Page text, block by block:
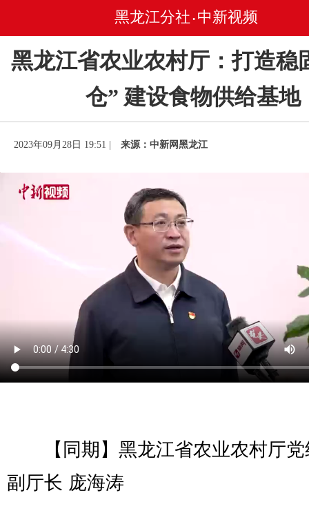
黑龙江分社 • 中新视频
黑龙江省农业农村厅：打造稳
仓” 建设食物供给基地
2023年09月28日 19:51 | 来源：中新网黑龙江
【同期】黑龙江省农业农村厅党
副厅长 庞海涛